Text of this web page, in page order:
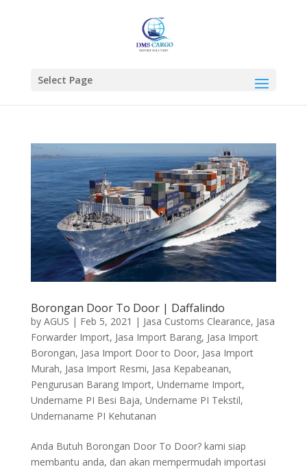
Select Page
Borongan Door To Door | Daffalindo
by AGUS | Feb 5, 2021 | Jasa Customs Clearance, Jasa
Forwarder Import, Jasa Import Barang, Jasa Import
Borongan, Jasa Import Door to Door, Jasa Import
Murah, Jasa Import Resmi, Jasa Kepabeanan,
Pengurusan Barang Import, Undername Import,
Undername PI Besi Baja, Undername PI Tekstil,
Undernaname PI Kehutanan
Anda Butuh Borongan Door To Door? kami siap
membantu anda, dan akan mempermudah importasi